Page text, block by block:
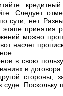
Следует
сути, нет.
этапе
можно
насчет
в свою
в
стороны,